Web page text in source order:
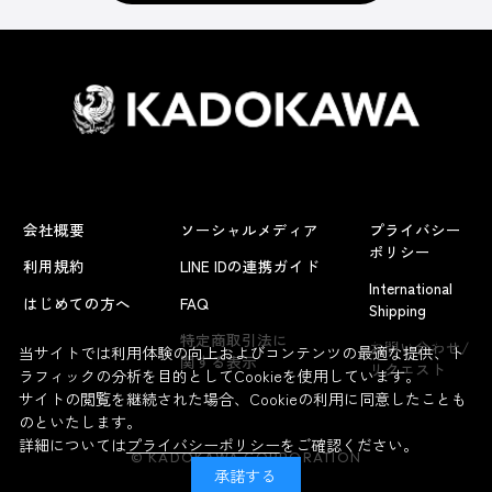
よくあるお問い合わせ
会社概要
利用規約
はじめての方へ
ソーシャルメディア
LINE IDの連携ガイド
FAQ
特定商取引法に
関する表示
プライバシー
ポリシー
International
Shipping
お問い合わせ/
リクエスト
© KADOKAWA CORPORATION
当サイトでは利用体験の向上およびコンテンツの最適な提供、ト
ラフィックの分析を目的としてCookieを使用しています。
サイトの閲覧を継続された場合、Cookieの利用に同意したことも
のといたします。
詳細についてはプライバシーポリシーをご確認ください。
承諾する